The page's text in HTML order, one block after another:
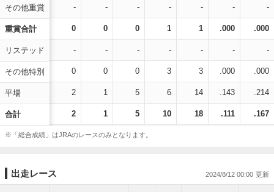
その他重賞
重賞合計
リステッド
その他特別
平場
合計
- - - - - - -
0 0 0 1 1 .000 .000
- - - - - - -
0 0 0 3 3 .000 .000
2 1 5 6 14 .143 .214
2 1 5 10 18 .111 .167
※「総合成績」はJRAのレースのみとなります。
出走レース 2024/8/12 00:00